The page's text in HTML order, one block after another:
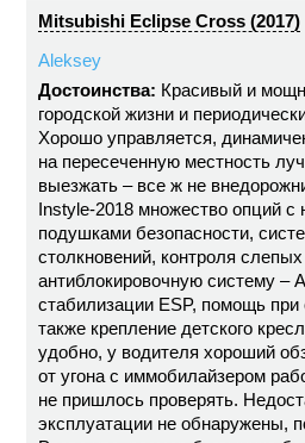
Mitsubishi Eclipse Cross (2017)
Aleksey
Достоинства: Красивый и
городской жизни и
Хорошо управляется,
на пересеченную местность
выезжать – все ж не
Instyle-2018 множество опций с
подушками безопасности,
столкновений, контроля
антиблокировочную систему –
стабилизации ESP, помощь при
также крепление детского
удобно, у водителя хороший
от угона с иммобилайзером
не пришлось проверять.
эксплуатации не обнаружены,